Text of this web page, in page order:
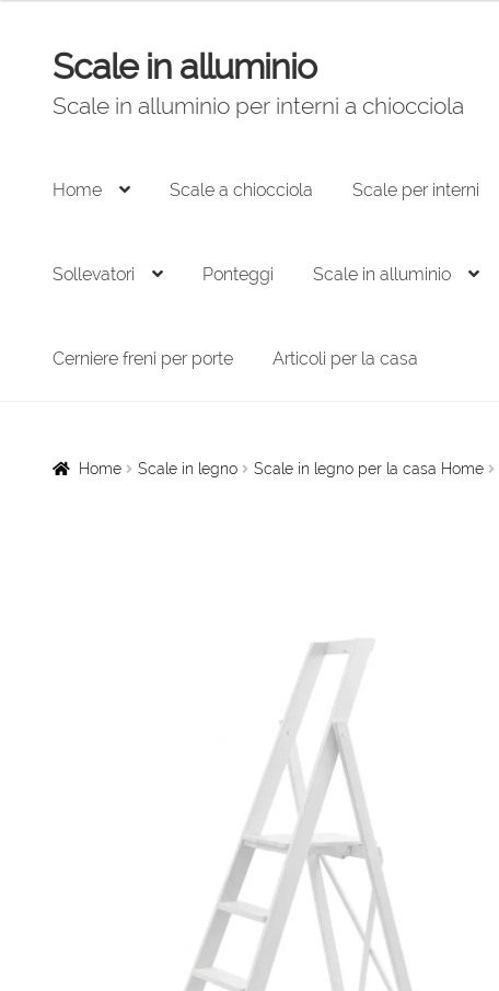
Vai
alla
navigazione
Vai
al
contenuto
Scale in alluminio
Scale in alluminio per interni a chiocciola
Home Scale a chiocciola Scale per interni
Sollevatori Ponteggi Scale in alluminio
Cerniere freni per porte Articoli per la casa
Home Scale in legno Scale in legno per la casa Home